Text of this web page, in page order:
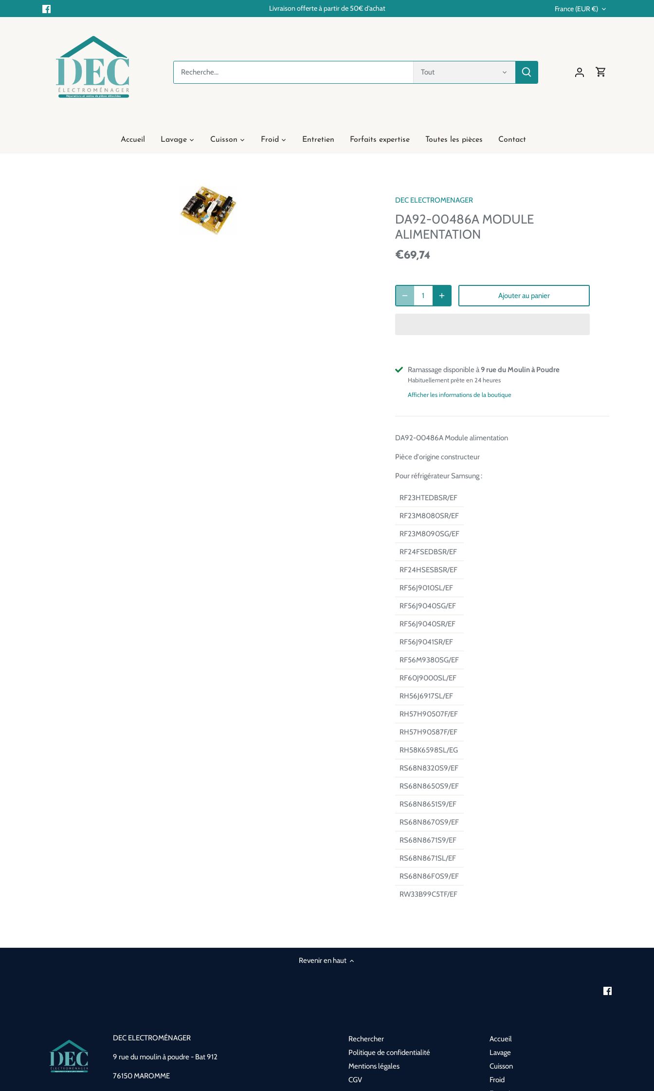
Livraison offerte à partir de 50€ d'achat Devise
France (EUR €)
Tout
Accueil Lavage Cuisson Froid Entretien Forfaits expertise Toutes les pièces Contact
DEC ELECTROMENAGER
DA92-00486A MODULE
ALIMENTATION
€69,74
Ajouter au panier
Ramassage disponible à9 rue du Moulin à Poudre
Habituellement prête en 24 heures
Afficher les informations de la boutique
DA92-00486A Module alimentation
Pièce d'origine constructeur
Pour réfrigérateur Samsung :
RF23HTEDBSR/EF
RF23M8080SR/EF
RF23M8090SG/EF
RF24FSEDBSR/EF
RF24HSESBSR/EF
RF56J9010SL/EF
RF56J9040SG/EF
RF56J9040SR/EF
RF56J9041SR/EF
RF56M9380SG/EF
RF60J9000SL/EF
RH56J6917SL/EF
RH57H90507F/EF
RH57H90587F/EF
RH58K6598SL/EG
RS68N8320S9/EF
RS68N8650S9/EF
RS68N8651S9/EF
RS68N8670S9/EF
RS68N8671S9/EF
RS68N8671SL/EF
RS68N86F0S9/EF
RW33B99C5TF/EF
Revenir en haut
DEC ELECTROMÉNAGER
9 rue du moulin à poudre - Bat 912
76150 MAROMME
Rechercher
Politique de confidentialité
Mentions légales
CGV
Accueil
Lavage
Cuisson
Froid